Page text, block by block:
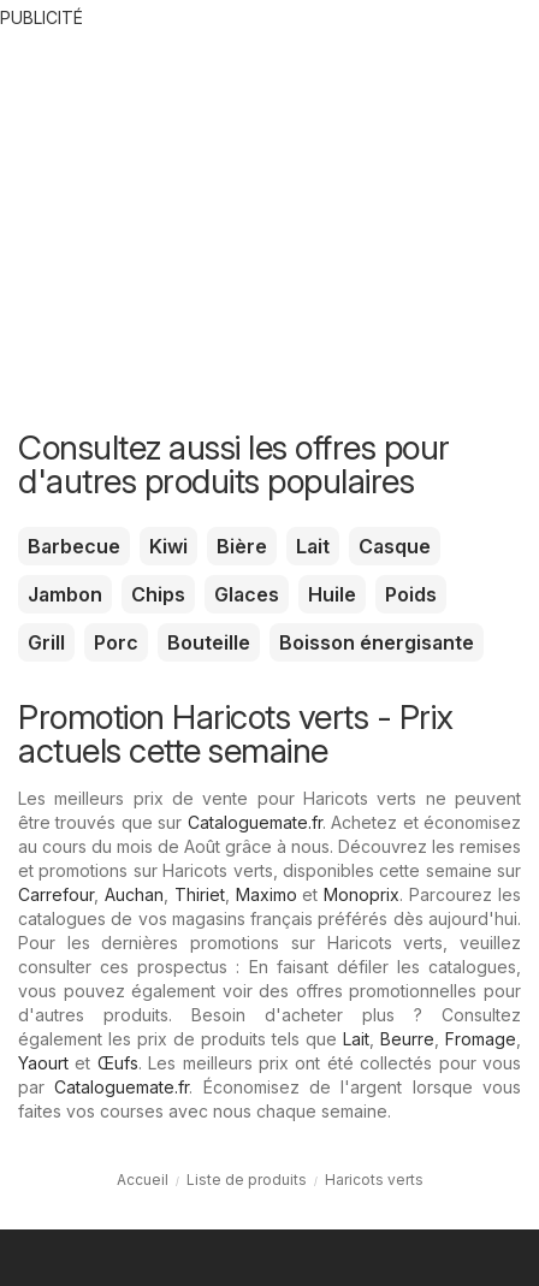
PUBLICITÉ
Consultez aussi les offres pour
d'autres produits populaires
Barbecue Kiwi Bière Lait
Casque
Jambon
Chips Glaces Huile
Poids
Grill
Porc Bouteille Boisson énergisante
Promotion Haricots verts - Prix ​​
actuels cette semaine
Les meilleurs prix de vente pour Haricots verts ne peuvent
être trouvés que sur Cataloguemate.fr. Achetez et économisez
au cours du mois de Août grâce à nous. Découvrez les remises
et promotions sur Haricots verts, disponibles cette semaine sur
Carrefour, Auchan Thiriet, Maximo etMonoprix. Parcourez les
catalogues de vos magasins français préférés dès aujourd'hui.
Pour les dernières promotions sur Haricots verts, veuillez
consulter ces prospectus : En faisant défiler les catalogues,
vous pouvez également voir des offres promotionnelles pour
d'autres produits. Besoin d'acheter plus ? Consultez
également les prix de produits tels que Lait Beurre Fromage
Yaourt et Œufs. Les meilleurs prix ont été collectés pour vous
parCataloguemate.fr. Économisez de l'argent lorsque vous
faites vos courses avec nous chaque semaine.
Accueil Liste de produits Haricots verts